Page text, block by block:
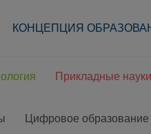
КОНЦЕПЦИЯ
Прикладные науки
Цифровое образование